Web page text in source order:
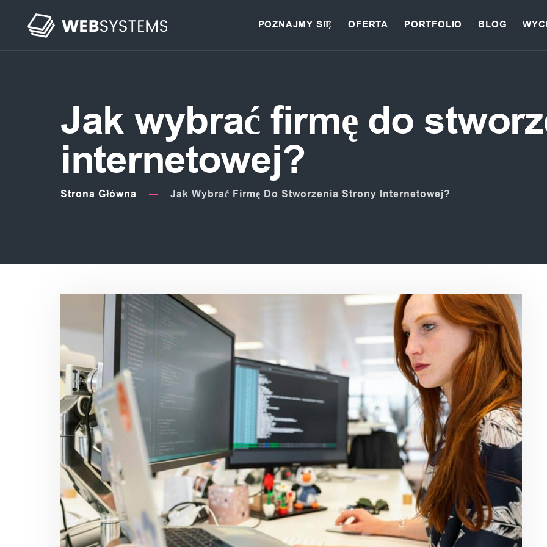
POZNAJMY SIĘ OFERTA PORTFOLIO BLOG
Jak wybrać firmę do
internetowej?
Strona Główna Jak Wybrać Firmę Do Stworzenia Strony Internetowej?